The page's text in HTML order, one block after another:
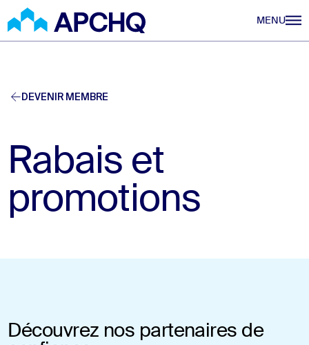
MENU
DEVENIR MEMBRE
Rabais et
promotions
Découvrez nos partenaires de